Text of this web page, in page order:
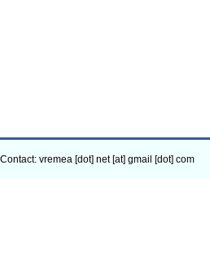
Contact: vremea [dot] net [at] gmail [dot] com